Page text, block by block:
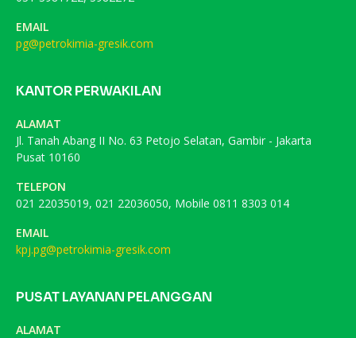
EMAIL
pg@petrokimia-gresik.com
KANTOR PERWAKILAN
ALAMAT
Jl. Tanah Abang II No. 63 Petojo Selatan, Gambir - Jakarta
Pusat 10160
TELEPON
021 22035019, 021 22036050, Mobile 0811 8303 014
EMAIL
kpj.pg@petrokimia-gresik.com
PUSAT LAYANAN PELANGGAN
ALAMAT